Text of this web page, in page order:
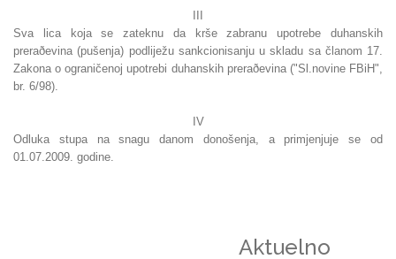
Sva lica koja se zateknu da krše zabranu upotrebe duhanskih
preraðevina (pušenja) podliježu sankcionisanju u skladu sa članom 17.
Zakona o ograničenoj upotrebi duhanskih preraðevina ("Sl.novine FBiH",
br. 6/98).
IV
Odluka stupa na snagu danom donošenja, a primjenjuje se od
01.07.2009. godine.
Aktuelno